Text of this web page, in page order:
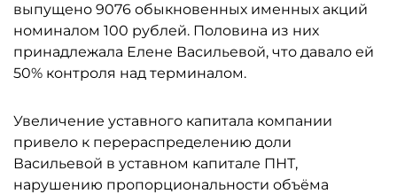
выпущено 9076 обыкновенных именных акций
номиналом 100 рублей. Половина из них
принадлежала Елене Васильевой, что давало ей
50% контроля над терминалом.
Увеличение уставного капитала компании
привело к перераспределению доли
Васильевой в уставном капитале ПНТ,
нарушению пропорциональности объёма